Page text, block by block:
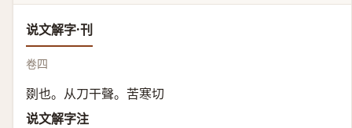
说文解字·刊
卷四
剟也。从刀干聲。苦寒切
说文解字注